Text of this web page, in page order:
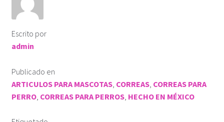
PLAYERA TIPO POLO
IMPERMEABLE
KLÓTIPS
Escrito por
admin
Publicado en
ARTICULOS PARA MASCOTAS, CORREAS, CORREAS PARA
PERRO, CORREAS PARA PERROS, HECHO EN MÉXICO